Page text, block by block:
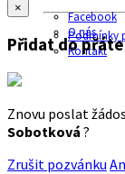
Facebook
O nás
Podmínky
Kontakt
×
Přidat do
Znovu poslat
Sobotková ?
Zrušit pozvánku